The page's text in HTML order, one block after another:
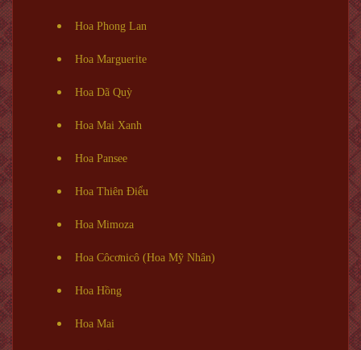
Hoa Phong Lan
Hoa Marguerite
Hoa Dã Quỳ
Hoa Mai Xanh
Hoa Pansee
Hoa Thiên Điểu
Hoa Mimoza
Hoa Côcơnicô (Hoa Mỹ Nhân)
Hoa Hồng
Hoa Mai